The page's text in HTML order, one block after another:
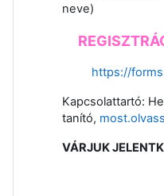
neve)
https://
Kapcsolattartó:
tanító,
VÁRJUK